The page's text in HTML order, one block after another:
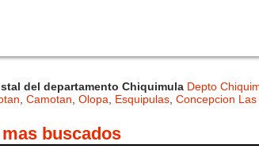
del departamento Chiquimula Depto
Camotan Olopa Esquipulas Concepcion
buscados